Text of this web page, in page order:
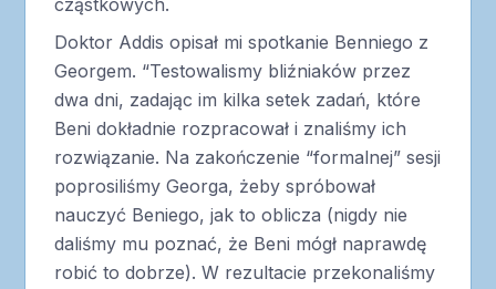
cząstkowych.
Doktor Addis opisał mi spotkanie Benniego z
Georgem. “Testowalismy bliźniaków przez
dwa dni, zadając im kilka setek zadań, które
Beni dokładnie rozpracował i znaliśmy ich
rozwiązanie. Na zakończenie “formalnej” sesji
poprosiliśmy Georga, żeby spróbował
nauczyć Beniego, jak to oblicza (nigdy nie
daliśmy mu poznać, że Beni mógł naprawdę
robić to dobrze). W rezultacie przekonaliśmy